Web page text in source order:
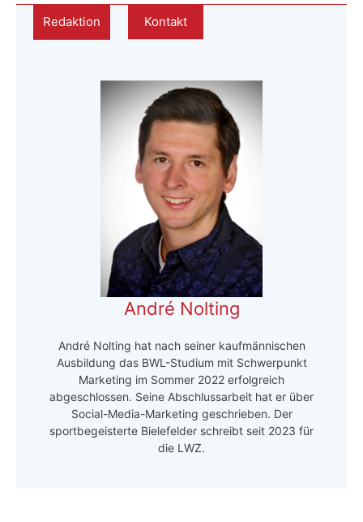
Redaktion Kontakt
André Nolting
André Nolting hat nach seiner kaufmännischen
Ausbildung das BWL-Studium mit Schwerpunkt
Marketing im Sommer 2022 erfolgreich
abgeschlossen. Seine Abschlussarbeit hat er über
Social-Media-Marketing geschrieben. Der
sportbegeisterte Bielefelder schreibt seit 2023 für
die LWZ.